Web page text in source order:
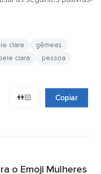
clara
gêmeas
clara pessoa
👭🏻 Copiar
o Emoji Mulheres